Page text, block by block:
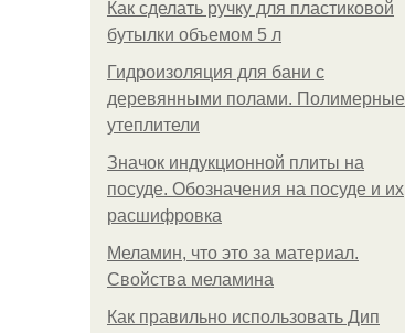
Как сделать ручку для пластиковой
бутылки объемом 5 л
Гидроизоляция для бани с
деревянными полами. Полимерные
утеплители
Значок индукционной плиты на
посуде. Обозначения на посуде и их
расшифровка
Меламин, что это за материал.
Свойства меламина
Как правильно использовать Дип